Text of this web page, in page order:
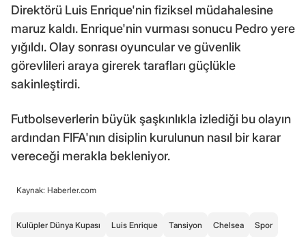
Direktörü Luis Enrique'nin fiziksel müdahalesine
maruz kaldı. Enrique'nin vurması sonucu Pedro yere
yığıldı. Olay sonrası oyuncular ve güvenlik
görevlileri araya girerek tarafları güçlükle
sakinleştirdi.
Futbolseverlerin büyük şaşkınlıkla izlediği bu olayın
ardından FIFA'nın disiplin kurulunun nasıl bir karar
vereceği merakla bekleniyor.
Kaynak: Haberler.com
Kulüpler Dünya Kupası Luis Enrique Tansiyon Chelsea Spor